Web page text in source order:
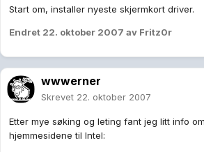
Start om, installer nyeste skjermkort driver.
Endret 22. oktober 2007 av Fritz0r
wwwerner
Skrevet 22. oktober 2007
Etter mye søking og leting fant jeg litt info
hjemmesidene til Intel: